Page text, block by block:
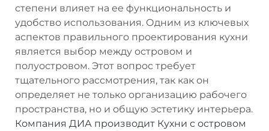
степени влияет на ее функциональность и
удобство использования. Одним из ключевых
аспектов правильного проектирования кухни
является выбор между островом и
полуостровом. Этот вопрос требует
тщательного рассмотрения, так как он
определяет не только организацию рабочего
пространства, но и общую эстетику интерьера.
Компания ДИА производит Кухни с островом